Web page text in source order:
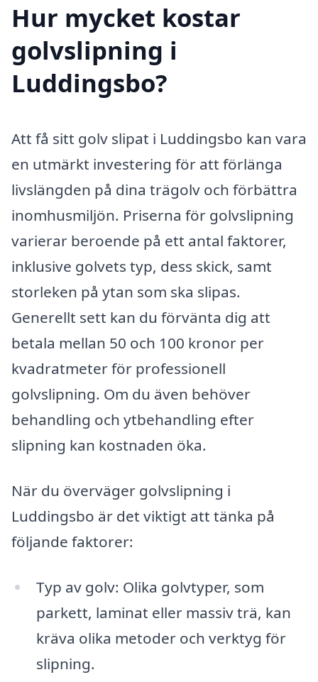
Hur mycket kostar
golvslipning i
Luddingsbo?
Att få sitt golv slipat i Luddingsbo kan vara
en utmärkt investering för att förlänga
livslängden på dina trägolv och förbättra
inomhusmiljön. Priserna för golvslipning
varierar beroende på ett antal faktorer,
inklusive golvets typ, dess skick, samt
storleken på ytan som ska slipas.
Generellt sett kan du förvänta dig att
betala mellan 50 och 100 kronor per
kvadratmeter för professionell
golvslipning. Om du även behöver
behandling och ytbehandling efter
slipning kan kostnaden öka.
När du överväger golvslipning i
Luddingsbo är det viktigt att tänka på
följande faktorer:
Typ av golv: Olika golvtyper, som
parkett, laminat eller massiv trä, kan
kräva olika metoder och verktyg för
slipning.